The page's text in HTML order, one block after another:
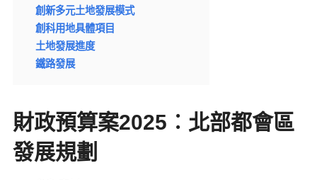
創新多元土地發展模式
創科用地具體項目
土地發展進度
鐵路發展
財政預算案2025 ︰北部都會區
發展規劃